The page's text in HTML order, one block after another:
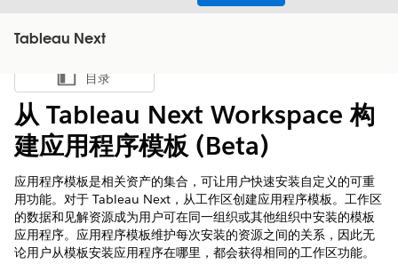
Tableau Next
显示目录
目录
从 Tableau Next Workspace 构
建应用程序模板 (Beta)
应用程序模板是相关资产的集合，可让用户快速安装自定义的可重
用功能。对于 Tableau Next，从工作区创建应用程序模板。工作区
的数据和见解资源成为用户可在同一组织或其他组织中安装的模板
应用程序。应用程序模板维护每次安装的资源之间的关系，因此无
论用户从模板安装应用程序在哪里，都会获得相同的工作区功能。